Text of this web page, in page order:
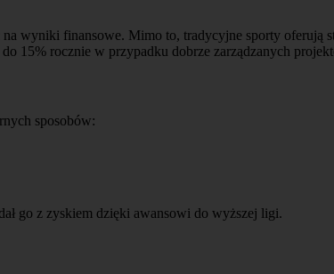
wyniki finansowe. Mimo to, tradycyjne sporty oferują
15% rocznie w przypadku dobrze zarządzanych
sposobów:
go z zyskiem dzięki awansowi do wyższej ligi.